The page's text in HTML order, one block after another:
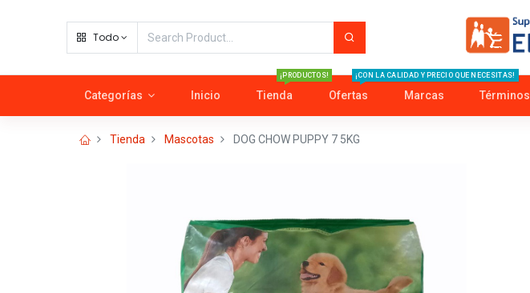
Todo
Categorías Inicio Tienda
¡PRODUCTOS!
Ofertas
¡CON LA CALIDAD Y PRECIO QUE NECESITAS!
Marcas Términos
Tienda Mascotas DOG CHOW PUPPY 7 5KG